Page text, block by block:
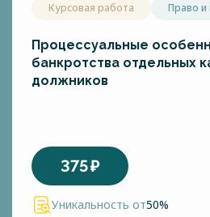
Курсовая работа Право и
Процессуальные
банкротства отдельных
должников
375₽
Уникальность от50%